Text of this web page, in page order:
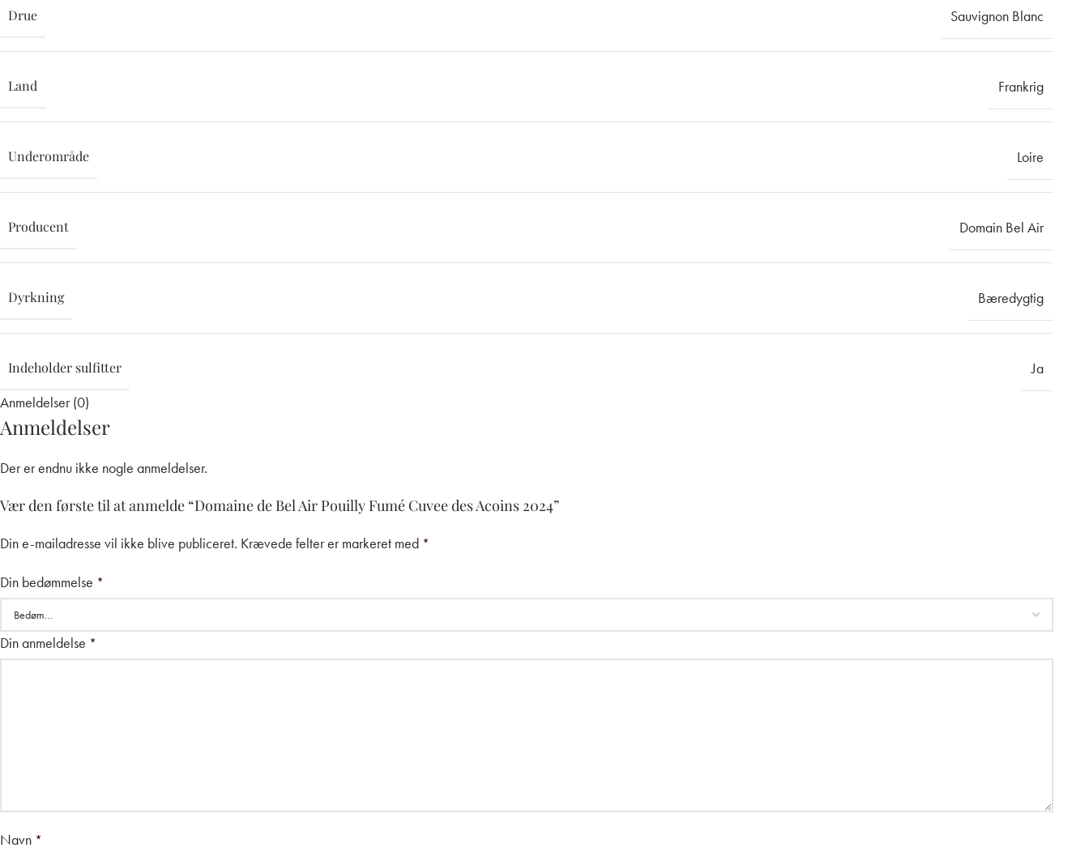
Drue Sauvignon Blanc
Land Frankrig
Underområde Loire
Producent Domain Bel Air
Dyrkning Bæredygtig
Indeholder sulfitter
Ja
Anmeldelser (0)
Anmeldelser
Der er endnu ikke nogle anmeldelser.
Vær den første til at anmelde “Domaine de Bel Air Pouilly Fumé Cuvee des Acoins 2024”
Din e-mailadresse vil ikke blive publiceret. Krævede felter er markeret med *
Din bedømmelse *
Din anmeldelse *
Navn *